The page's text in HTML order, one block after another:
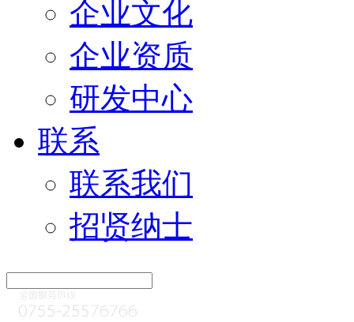
企业文化
企业资质
研发中心
联系
联系我们
招贤纳士